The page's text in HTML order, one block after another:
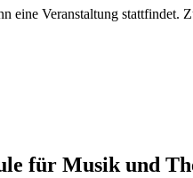
Veranstaltung stattfindet.
für Musik und